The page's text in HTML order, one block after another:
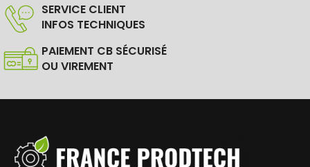
SERVICE CLIENT
INFOS TECHNIQUES
PAIEMENT CB SÉCURISÉ
OU VIREMENT